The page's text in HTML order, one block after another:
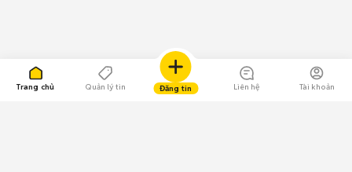
Trang chủ Quản lý tin Đăng tin Liên hệ Tài khoản